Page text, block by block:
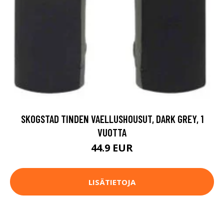
SKOGSTAD TINDEN VAELLUSHOUSUT, DARK GREY, 1
VUOTTA
44.9 EUR
LISÄTIETOJA